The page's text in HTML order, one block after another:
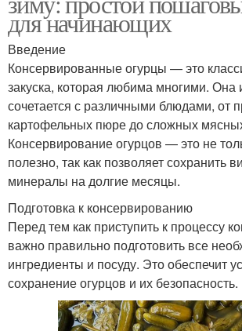
для начинающих
Введение
Консервированные огурцы — это
закуска, которая любима многими. Она
сочетается с различными блюдами, от
картофельных пюре до сложных
Консервирование огурцов — это не
полезно, так как позволяет сохранить
минералы на долгие месяцы.
Подготовка к консервированию
Перед тем как приступить к процессу
важно правильно подготовить все
ингредиенты и посуду. Это обеспечит
сохранение огурцов и их безопасность.